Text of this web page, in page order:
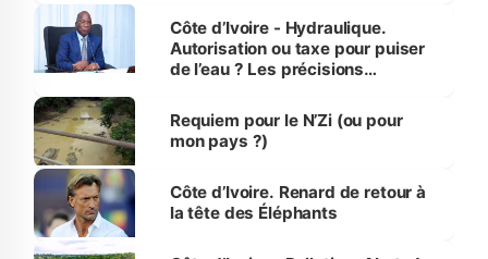
Côte d’Ivoire - Hydraulique.
Autorisation ou taxe pour puiser
de l’eau ? Les précisions
Requiem pour le N’Zi (ou pour
mon pays ?)
Côte d’Ivoire. Renard de retour à
la tête des Éléphants